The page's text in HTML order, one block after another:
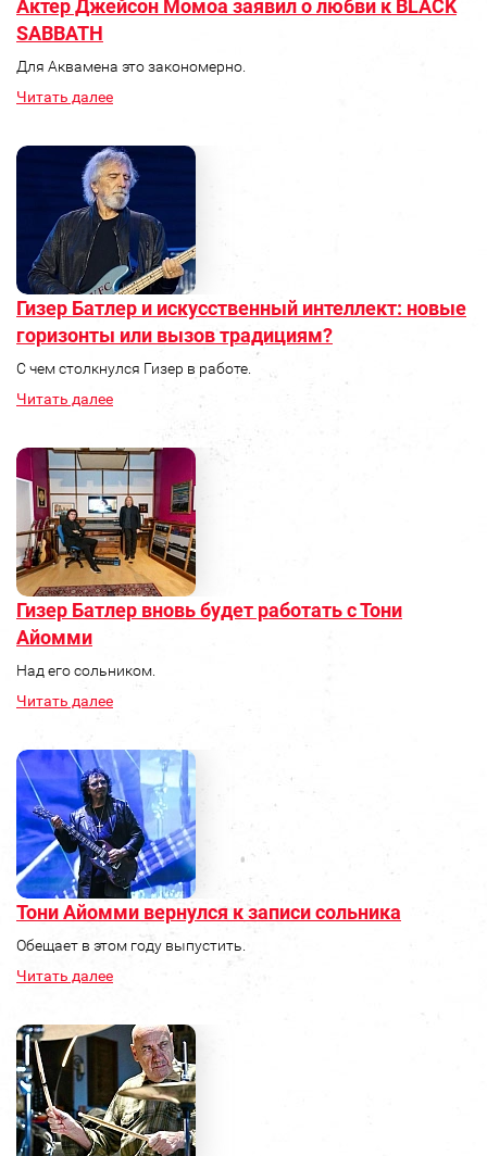
Актер Джейсон Момоа заявил о любви к BLACK
SABBATH
Для Аквамена это закономерно.
Читать далее
Гизер Батлер и искусственный интеллект: новые
горизонты или вызов традициям?
С чем столкнулся Гизер в работе.
Читать далее
Гизер Батлер вновь будет работать с Тони
Айомми
Над его сольником.
Читать далее
Тони Айомми вернулся к записи сольника
Обещает в этом году выпустить.
Читать далее